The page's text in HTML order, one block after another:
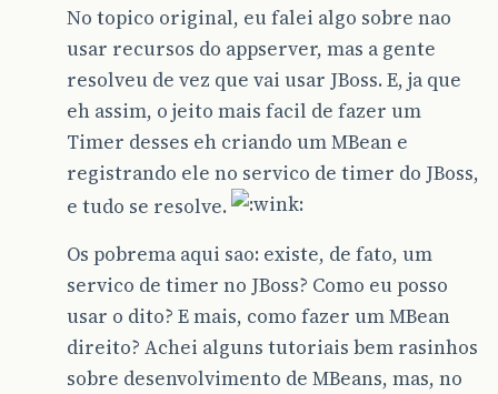
No topico original, eu falei algo sobre nao
usar recursos do appserver, mas a gente
resolveu de vez que vai usar JBoss. E, ja que
eh assim, o jeito mais facil de fazer um
Timer desses eh criando um MBean e
registrando ele no servico de timer do JBoss,
e tudo se resolve.
Os pobrema aqui sao: existe, de fato, um
servico de timer no JBoss? Como eu posso
usar o dito? E mais, como fazer um MBean
direito? Achei alguns tutoriais bem rasinhos
sobre desenvolvimento de MBeans, mas, no